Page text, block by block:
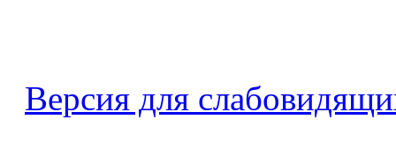
Версия для